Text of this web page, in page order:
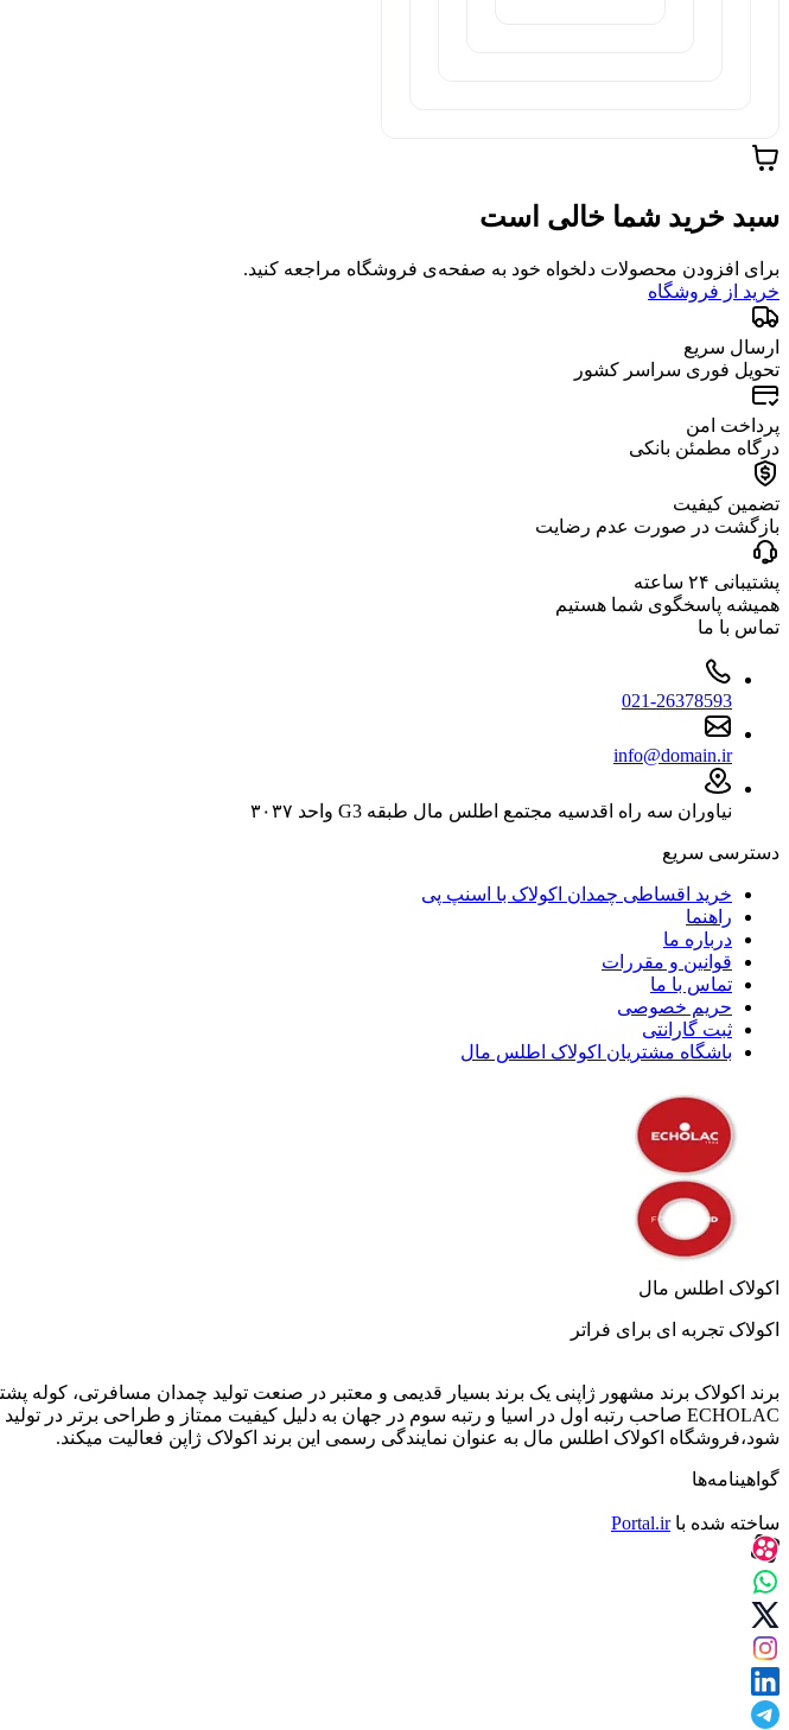
سبد خرید شما خالی است
برای افزودن محصولات دلخواه خود به صفحه‌ی فروشگاه مراجعه کنید.
خرید از فروشگاه
ارسال سریع
تحویل فوری سراسر کشور
پرداخت امن
درگاه مطمئن بانکی
تضمین کیفیت
بازگشت در صورت عدم رضایت
پشتیبانی ۲۴ ساعته
همیشه پاسخگوی شما هستیم
تماس با ما
021-26378593
info@domain.ir
نیاوران سه راه اقدسیه مجتمع اطلس مال طبقه G3 واحد ۳۰۳۷
دسترسی سریع
خرید اقساطی چمدان اکولاک با اسنپ پی
راهنما
درباره ما
قوانین و مقررات
تماس با ما
حریم خصوصی
ثبت گارانتی
باشگاه مشتریان اکولاک اطلس مال
اکولاک اطلس مال
اکولاک تجربه ای برای فراتر
شود،فروشگاه اکولاک اطلس مال به عنوان نمایندگی رسمی این برند اکولاک ژاپن فعالیت میکند.
گواهینامه‌ها
ساخته شده باPortal.ir